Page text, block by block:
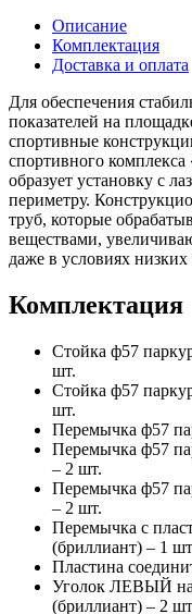
Описание
Комплектация
Доставка и оплата
Для обеспечения
показателей на
спортивные
спортивного
образует установку с
периметру.
труб, которые
веществами,
даже в условиях
Комплектация
Стойка ф57
шт.
Стойка ф57
шт.
Перемычка ф57
Перемычка ф57
– 2 шт.
Перемычка ф57
– 2 шт.
Перемычка с
(бриллиант) – 1
Пластина
Уголок ЛЕВЫЙ
(бриллиант) – 2